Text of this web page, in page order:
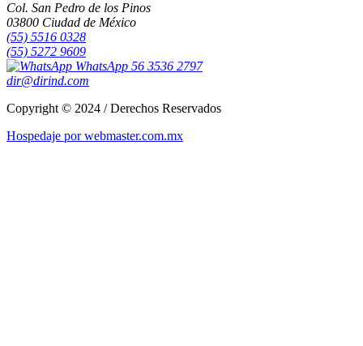
Col. San Pedro de los Pinos
03800 Ciudad de México
(55) 5516 0328
(55) 5272 9609
WhatsApp 56 3536 2797
dir@dirind.com
Copyright © 2024 / Derechos Reservados
Hospedaje por webmaster.com.mx